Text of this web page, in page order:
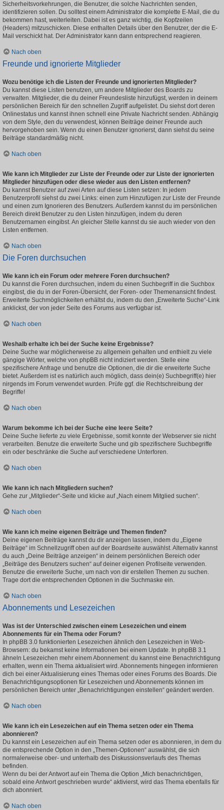
Sicherheitsvorkehrungen, die Benutzer, die solche Nachrichten senden,
identifizieren sollen. Du solltest einem Administrator die komplette E-Mail, die du
bekommen hast, weiterleiten. Dabei ist es ganz wichtig, die Kopfzeilen
(Headers) mitzuschicken. Diese enthalten Details über den Benutzer, der die E-
Mail verschickt hat. Der Administrator kann dann entsprechend reagieren.
Nach oben
Freunde und ignorierte Mitglieder
Wozu benötige ich die Listen der Freunde und ignorierten Mitglieder?
Du kannst diese Listen benutzen, um andere Mitglieder des Boards zu
verwalten. Mitglieder, die du deiner Freundesliste hinzufügst, werden in deinem
persönlichen Bereich für den schnellen Zugriff aufgelistet. Du siehst dort deren
Onlinestatus und kannst ihnen schnell eine Private Nachricht senden. Abhängig
von dem Style, den du verwendest, können Beiträge deiner Freunde auch
hervorgehoben sein. Wenn du einen Benutzer ignorierst, dann siehst du seine
Beiträge standardmäßig nicht.
Nach oben
Wie kann ich Mitglieder zur Liste der Freunde oder zur Liste der ignorierten
Mitglieder hinzufügen oder diese wieder aus den Listen entfernen?
Du kannst Benutzer auf zwei Arten auf diese Listen setzen: In jedem
Benutzerprofil siehst du zwei Links: einen zum Hinzufügen zur Liste der Freunde
und einen zum Ignorieren des Benutzers. Außerdem kannst du im persönlichen
Bereich direkt Benutzer zu den Listen hinzufügen, indem du deren
Benutzernamen eingibst. An gleicher Stelle kannst du sie auch wieder von den
Listen entfernen.
Nach oben
Die Foren durchsuchen
Wie kann ich ein Forum oder mehrere Foren durchsuchen?
Du kannst die Foren durchsuchen, indem du einen Suchbegriff in die Suchbox
eingibst, die du in der Foren-Übersicht, der Foren- oder Themenansicht findest.
Erweiterte Suchmöglichkeiten erhältst du, indem du den „Erweiterte Suche“-Link
anklickst, der von jeder Seite des Forums aus verfügbar ist.
Nach oben
Weshalb erhalte ich bei der Suche keine Ergebnisse?
Deine Suche war möglicherweise zu allgemein gehalten und enthielt zu viele
gängige Wörter, welche von phpBB nicht indiziert werden. Stelle eine
spezifischere Anfrage und benutze die Optionen, die dir die erweiterte Suche
bietet. Außerdem ist es natürlich auch möglich, dass dein(e) Suchbegriff(e) hier
nirgends im Forum verwendet wurden. Prüfe ggf. die Rechtschreibung der
Begriffe!
Nach oben
Warum bekomme ich bei der Suche eine leere Seite?
Deine Suche lieferte zu viele Ergebnisse, somit konnte der Webserver sie nicht
verarbeiten. Benutze die erweiterte Suche und gib spezifischere Suchbegriffe
ein oder beschränke die Suche auf verschiedene Unterforen.
Nach oben
Wie kann ich nach Mitgliedern suchen?
Gehe zur „Mitglieder“-Seite und klicke auf „Nach einem Mitglied suchen“.
Nach oben
Wie kann ich meine eigenen Beiträge und Themen finden?
Deine eigenen Beiträge kannst du dir anzeigen lassen, indem du „Eigene
Beiträge“ im Schnellzugriff oben auf der Boardseite auswählst. Alternativ kannst
du auch „Deine Beiträge anzeigen“ in deinem persönlichen Bereich oder
„Beiträge des Benutzers suchen“ auf deiner eigenen Profilseite verwenden.
Benutze die erweiterte Suche, um nach von dir erstellen Themen zu suchen.
Trage dort die entsprechenden Optionen in die Suchmaske ein.
Nach oben
Abonnements und Lesezeichen
Was ist der Unterschied zwischen einem Lesezeichen und einem
Abonnements für ein Thema oder Forum?
In phpBB 3.0 funktionierten Lesezeichen ähnlich den Lesezeichen in Web-
Browsern: du bekamst keine Informationen bei einem Update. In phpBB 3.1
ähneln Lesezeichen mehr einem Abonnement: du kannst eine Benachrichtigung
erhalten, wenn ein Thema aktualisiert wird. Abonnements hingegen informieren
dich bei einer Aktualisierung eines Themas oder eines Forums des Boards. Die
Benachrichtigungsoptionen für Lesezeichen und Abonnements können im
persönlichen Bereich unter „Benachrichtigungen einstellen“ geändert werden.
Nach oben
Wie kann ich ein Lesezeichen auf ein Thema setzen oder ein Thema
abonnieren?
Du kannst ein Lesezeichen auf ein Thema setzen oder es abonnieren, in dem du
die entsprechende Option in den „Themen-Optionen“ auswählst, die sich
normalerweise ober- und unterhalb des Diskussionsverlaufs des Themas
befinden.
Wenn du bei der Antwort auf ein Thema die Option „Mich benachrichtigen,
sobald eine Antwort geschrieben wurde“ aktivierst, wird das Thema ebenfalls für
dich abonniert.
Nach oben